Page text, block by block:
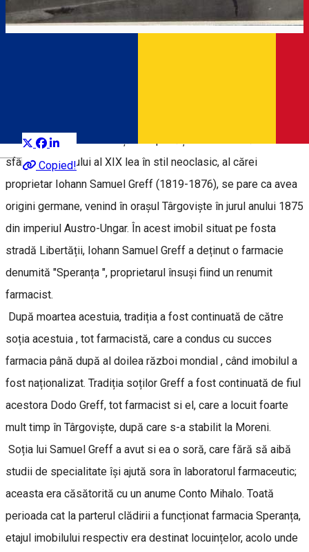
Română
Copied!
Casa Greff este o locuință de tip orășenesc ridicată la
sfârșitul secolului al XIX lea în stil neoclasic, al cărei
proprietar Iohann Samuel Greff (1819-1876), se pare ca avea
origini germane, venind în orașul Târgoviște în jurul anului 1875
din imperiul Austro-Ungar. În acest imobil situat pe fosta
stradă Libertății, Iohann Samuel Greff a deținut o farmacie
denumită "Speranța ", proprietarul însuși fiind un renumit
farmacist.
După moartea acestuia, tradiția a fost continuată de către
soția acestuia , tot farmacistă, care a condus cu succes
farmacia până după al doilea război mondial , când imobilul a
fost naționalizat. Tradiția soților Greff a fost continuată de fiul
acestora Dodo Greff, tot farmacist si el, care a locuit foarte
mult timp în Târgoviște, după care s-a stabilit la Moreni.
Soția lui Samuel Greff a avut si ea o soră, care fără să aibă
studii de specialitate își ajută sora în laboratorul farmaceutic;
aceasta era căsătorită cu un anume Conto Mihalo. Toată
perioada cat la parterul clădirii a funcționat farmacia Speranța,
etajul imobilului respectiv era destinat locuințelor, acolo unde